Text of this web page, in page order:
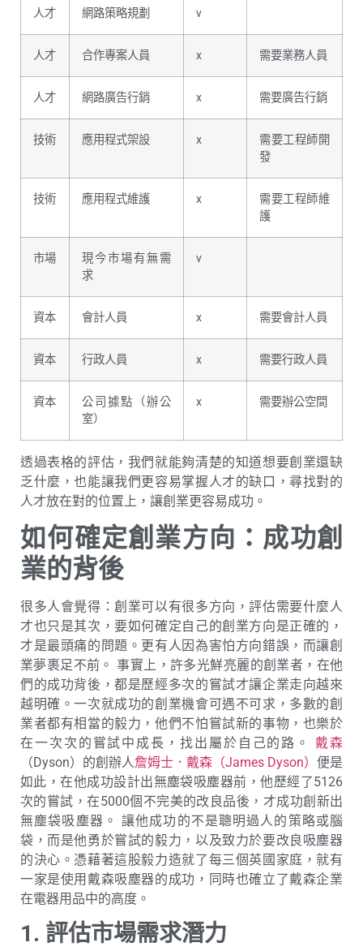
人才 網路策略規劃 v
人才 合作專案人員 x 需要業務人員
人才 網路廣告行銷 x 需要廣告行銷
技術 應用程式架設 x
需要工程師開
發
技術 應用程式維護 x
需要工程師維
護
市場
現今市場有無需
求
v
資本 會計人員 x 需要會計人員
資本 行政人員 x 需要行政人員
資本
公司據點（辦公
室）
x 需要辦公空間
透過表格的評估，我們就能夠清楚的知道想要創業還缺
乏什麼，也能讓我們更容易掌握人才的缺口，尋找對的
人才放在對的位置上，讓創業更容易成功。
如何確定創業方向：成功創
業的背後
很多人會覺得：創業可以有很多方向，評估需要什麼人
才也只是其次，要如何確定自己的創業方向是正確的，
才是最頭痛的問題。更有人因為害怕方向錯誤，而讓創
業夢裹足不前。 事實上，許多光鮮亮麗的創業者，在他
們的成功背後，都是歷經多次的嘗試才讓企業走向越來
越明確。一次就成功的創業機會可遇不可求，多數的創
業者都有相當的毅力，他們不怕嘗試新的事物，也樂於
在一次次的嘗試中成長，找出屬於自己的路。戴森
（Dyson）的創辦人詹姆士．戴森（James Dyson） 便是
如此，在他成功設計出無塵袋吸塵器前，他歷經了5126
次的嘗試，在5000個不完美的改良品後，才成功創新出
無塵袋吸塵器。 讓他成功的不是聰明過人的策略或腦
袋，而是他勇於嘗試的毅力，以及致力於要改良吸塵器
的決心。憑藉著這股毅力造就了每三個英國家庭，就有
一家是使用戴森吸塵器的成功，同時也確立了戴森企業
在電器用品中的高度。
1. 評估市場需求潛力